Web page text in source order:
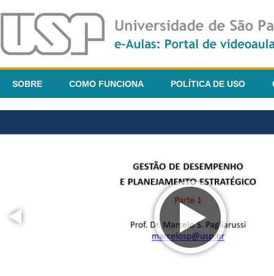
SOBRE COMO FUNCIONA POLÍTICA DE USO